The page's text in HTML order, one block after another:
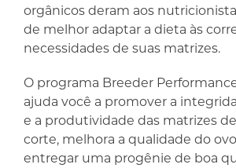
orgânicos deram aos
de melhor adaptar a dieta às
necessidades de suas matrizes.
O programa Breeder
ajuda você a promover a
e a produtividade das matrizes
corte, melhora a qualidade do ovo
entregar uma progênie de boa